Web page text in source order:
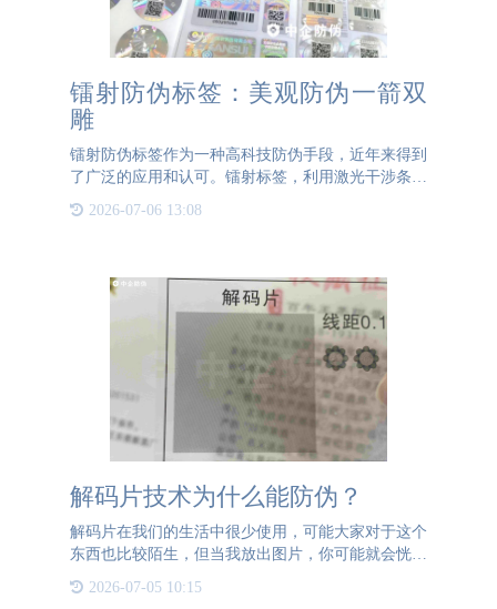
镭射防伪标签：美观防伪一箭双
雕
镭射防伪标签作为一种高科技防伪手段，近年来得到
了广泛的应用和认可。镭射标签，利用激光干涉条纹
果和动态变化的图案或文字。这种标签在不同角度和
2026-07-06 13:08
解码片技术为什么能防伪？
解码片在我们的生活中很少使用，可能大家对于这个
东西也比较陌生，但当我放出图片，你可能就会恍然
大悟：哦原来是这个！没错，这就是我们在一些少儿
图书中经常会见到的“解码片”。解码片技术是一种相
2026-07-05 10:15